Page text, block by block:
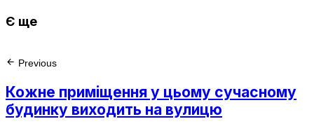
Є ще
Previous
Кожне приміщення у цьому сучасному
будинку виходить на вулицю